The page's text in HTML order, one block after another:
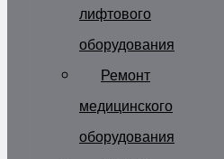
лифтового
оборудования
Ремонт
медицинского
оборудования